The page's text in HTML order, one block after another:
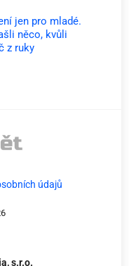
jen pro mladé.
něco, kvůli
z ruky
údajů
s.r.o.